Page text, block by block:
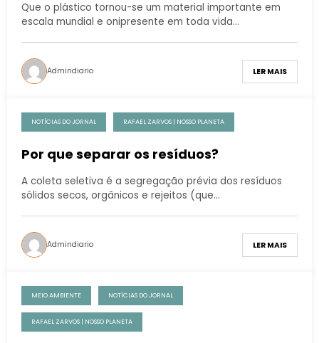
Que o plástico tornou-se um material importante em
escala mundial e onipresente em toda vida…
Admindiario LER MAIS
NOTÍCIAS DO JORNAL RAFAEL ZARVOS | NOSSO PLANETA
Por que separar os resíduos?
A coleta seletiva é a segregação prévia dos resíduos
sólidos secos, orgânicos e rejeitos (que…
Admindiario LER MAIS
MEIO AMBIENTE NOTÍCIAS DO JORNAL
RAFAEL ZARVOS | NOSSO PLANETA